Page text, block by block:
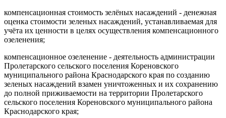
компенсационная стоимость зелёных насаждений - денежная
оценка стоимости зеленых насаждений, устанавливаемая для
учёта их ценности в целях осуществления компенсационного
озеленения;
компенсационное озеленение - деятельность администрации
Пролетарского сельского поселения Кореновского
муниципального района Краснодарского края по созданию
зеленых насаждений взамен уничтоженных и их сохранению
до полной приживаемости на территории Пролетарского
сельского поселения Кореновского муниципального района
Краснодарского края;